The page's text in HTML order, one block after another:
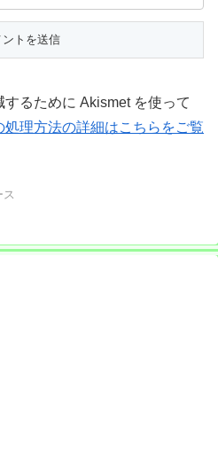
るために Akismet を使って
処理方法の詳細はこちらをご覧
ス